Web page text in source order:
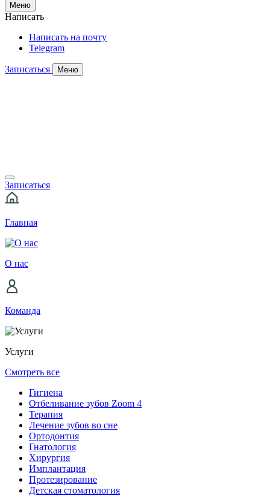
Меню
Написать
Написать на почту
Telegram
Записаться Меню
Записаться
Главная
О нас
Команда
Услуги
Смотреть все
Гигиена
Отбеливание зубов Zoom 4
Терапия
Лечение зубов во сне
Ортодонтия
Гнатология
Хирургия
Имплантация
Протезирование
Детская стоматология